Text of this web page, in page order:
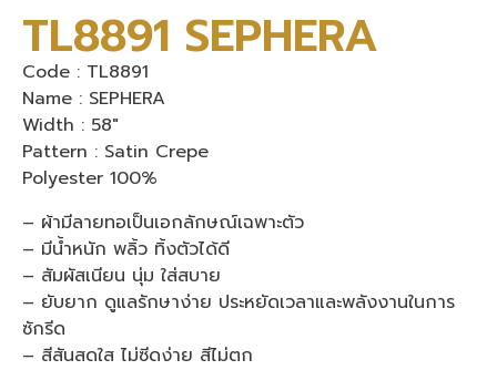
TL8891 SEPHERA
Code : TL8891
Name : SEPHERA
Width : 58″
Pattern : Satin Crepe
Polyester 100%
– ผ้ามีลายทอเป็นเอกลักษณ์เฉพาะตัว
– มีน้ำหนัก พลิ้ว ทิ้งตัวได้ดี
– สัมผัสเนียน นุ่ม ใส่สบาย
– ยับยาก ดูแลรักษาง่าย ประหยัดเวลาและพลังงานในการ
ซักรีด
– สีสันสดใส ไม่ซีดง่าย สีไม่ตก